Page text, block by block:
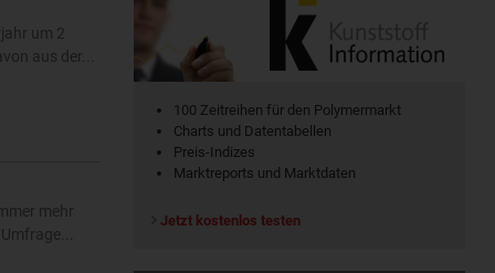
um 2
aus der...
mehr
100 Zeitreihen für den Polymermarkt
Charts und Datentabellen
Preis-Indizes
Marktreports und Marktdaten
Jetzt kostenlos testen